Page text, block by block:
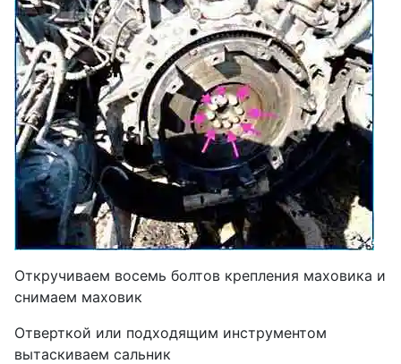
Откручиваем восемь болтов крепления маховика и
снимаем маховик
Отверткой или подходящим инструментом
вытаскиваем сальник